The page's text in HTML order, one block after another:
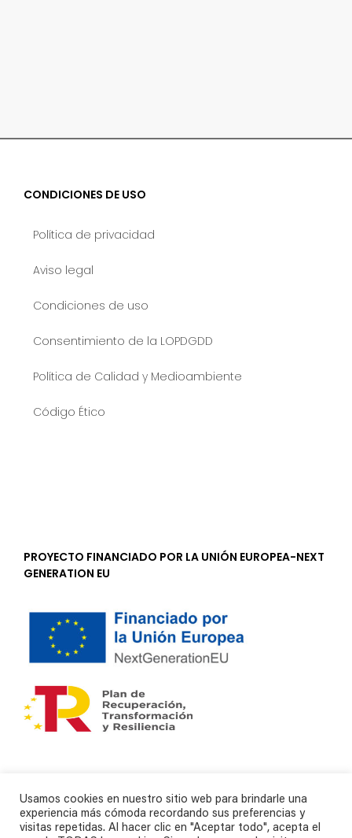
CONDICIONES DE USO
Política de privacidad
Aviso legal
Condiciones de uso
Consentimiento de la LOPDGDD
Política de Calidad y Medioambiente
Código Ético
PROYECTO FINANCIADO POR LA UNIÓN EUROPEA-NEXT
GENERATION EU
Usamos cookies en nuestro sitio web para brindarle una
experiencia más cómoda recordando sus preferencias y
visitas repetidas. Al hacer clic en "Aceptar todo", acepta el